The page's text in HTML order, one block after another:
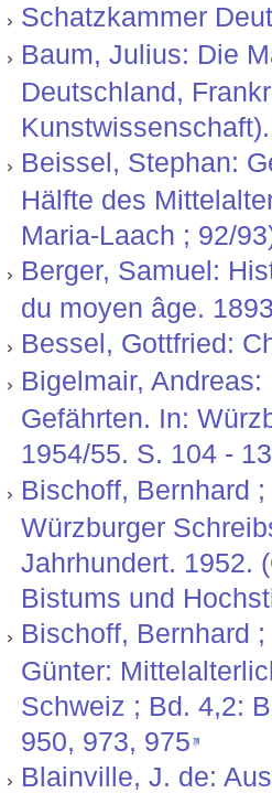
Schatzkammer
Baum, Julius: Die
Deutschland,
Beissel, Stephan:
Hälfte des
Maria-Laach ; 92/
Berger, Samuel:
du moyen âge.
Bessel, Gottfried:
Bigelmair,
Gefährten. In:
1954/55. S. 104 -
Bischoff, Bernhard
Würzburger
Jahrhundert. 1952.
Bistums und
Bischoff, Bernhard
Günter:
Schweiz ; Bd. 4,2:
950, 973, 975
Blainville, J. de: